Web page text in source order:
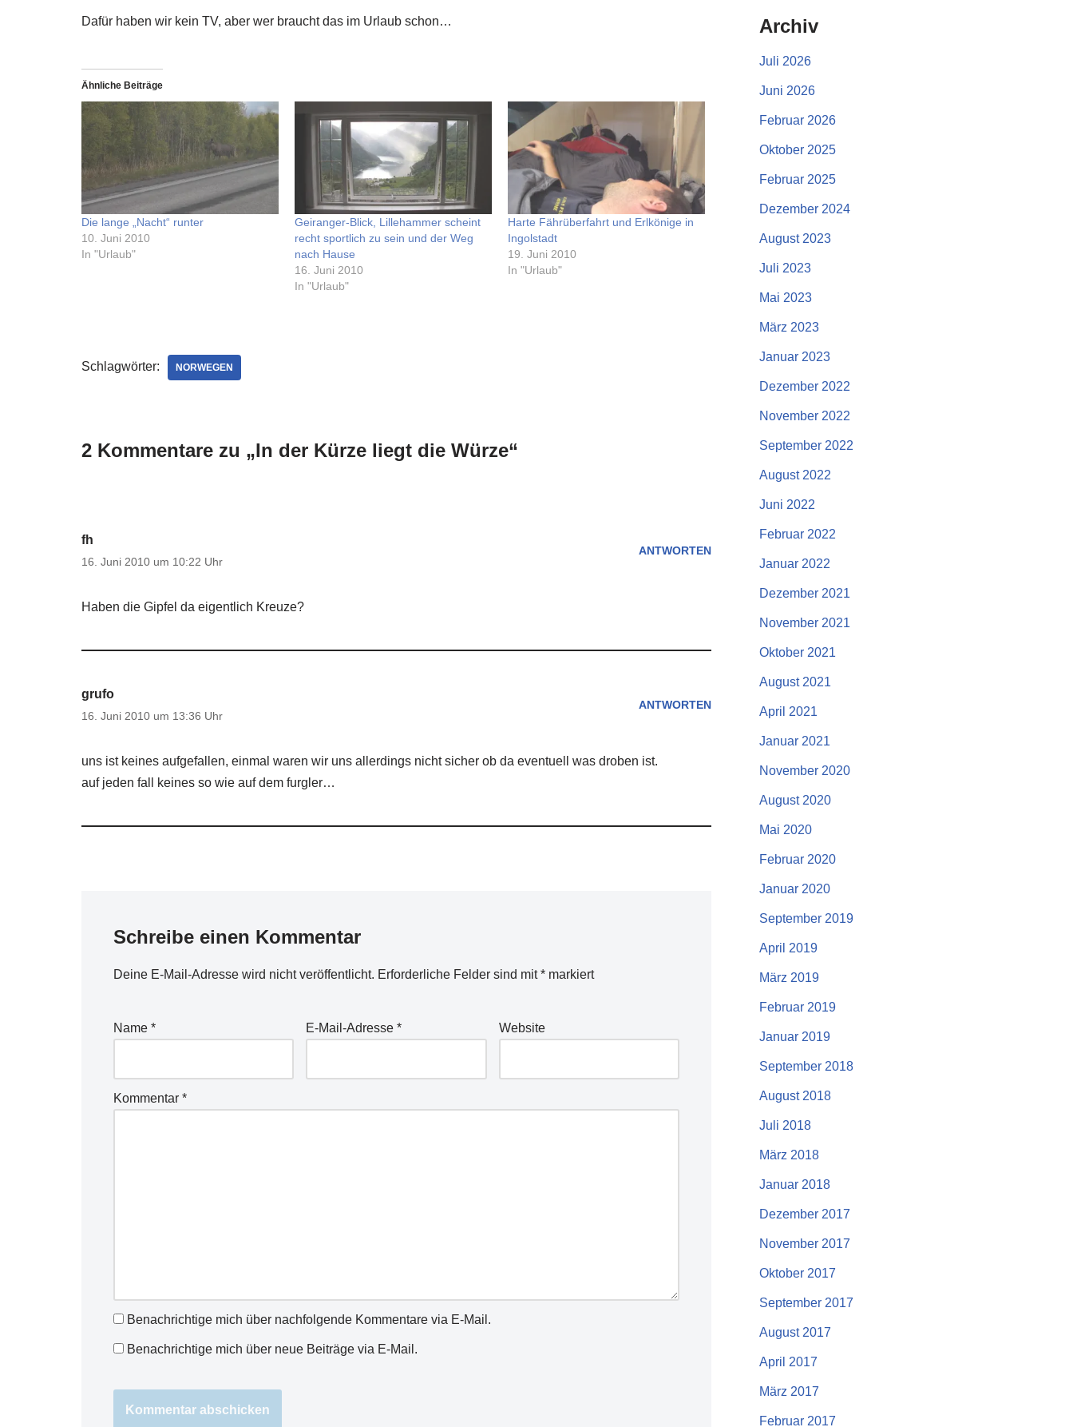
Dafür haben wir kein TV, aber wer braucht das im Urlaub schon…
Ähnliche Beiträge
Die lange „Nacht“ runter
10. Juni 2010
In "Urlaub"
Geiranger-Blick, Lillehammer scheint
recht sportlich zu sein und der Weg
nach Hause
16. Juni 2010
In "Urlaub"
Harte Fährüberfahrt und Erlkönige in
Ingolstadt
19. Juni 2010
In "Urlaub"
Schlagwörter: NORWEGEN
2 Kommentare zu „In der Kürze liegt die Würze“
fh
16. Juni 2010 um 10:22 Uhr
ANTWORTEN
Haben die Gipfel da eigentlich Kreuze?
grufo
16. Juni 2010 um 13:36 Uhr
ANTWORTEN
uns ist keines aufgefallen, einmal waren wir uns allerdings nicht sicher ob da eventuell was droben ist.
auf jeden fall keines so wie auf dem furgler…
Schreibe einen Kommentar
Deine E-Mail-Adresse wird nicht veröffentlicht. Erforderliche Felder sind mit* markiert
Name * E-Mail-Adresse* Website
Kommentar *
Benachrichtige mich über nachfolgende Kommentare via E-Mail.
Benachrichtige mich über neue Beiträge via E-Mail.
Archiv
Juli 2026
Juni 2026
Februar 2026
Oktober 2025
Februar 2025
Dezember 2024
August 2023
Juli 2023
Mai 2023
März 2023
Januar 2023
Dezember 2022
November 2022
September 2022
August 2022
Juni 2022
Februar 2022
Januar 2022
Dezember 2021
November 2021
Oktober 2021
August 2021
April 2021
Januar 2021
November 2020
August 2020
Mai 2020
Februar 2020
Januar 2020
September 2019
April 2019
März 2019
Februar 2019
Januar 2019
September 2018
August 2018
Juli 2018
März 2018
Januar 2018
Dezember 2017
November 2017
Oktober 2017
September 2017
August 2017
April 2017
März 2017
Februar 2017